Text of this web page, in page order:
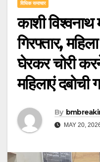
विधिक समाचार
काशी विश्वनाथ
गिरफ्तार,
घेरकर चोरी
महिलाएं दबोची
By
MAY 20,